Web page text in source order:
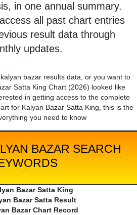
in one annual summary.
all past chart entries
result data through
updates.
bazar results data, or you want to
Satta King Chart (2026) looked like
in getting access to the complete
for Kalyan Bazar Satta King, this is the
you need to know
BAZAR SEARCH
Bazar Satta King
Bazar Satta Result
Bazar Chart Record